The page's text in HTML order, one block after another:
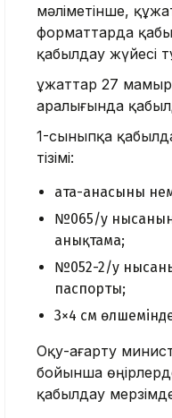
мәліметінше,
форматтарда
қабылдау жүйесі
Құжаттар 27
аралығында
1-сыныпқа
тізімі:
ата-анасының
№065/у
анықтама;
№052-2/у
паспорты;
3×4 см
Оқу-ағарту
бойынша
қабылдау